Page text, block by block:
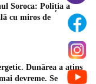
Soroca: Poliția a
cu miros de
Dunărea a atins
devreme. Se